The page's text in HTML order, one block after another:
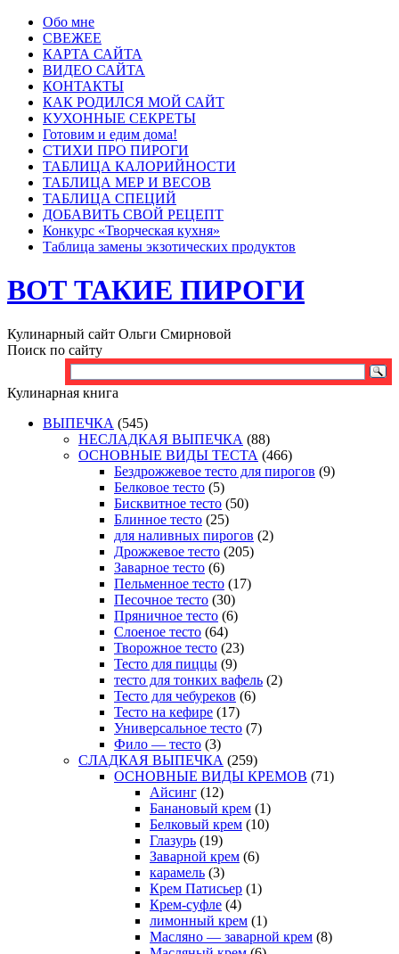
Обо мне
СВЕЖЕЕ
КАРТА САЙТА
ВИДЕО САЙТА
КОНТАКТЫ
КАК РОДИЛСЯ МОЙ САЙТ
КУХОННЫЕ СЕКРЕТЫ
Готовим и едим дома!
СТИХИ ПРО ПИРОГИ
ТАБЛИЦА КАЛОРИЙНОСТИ
ТАБЛИЦА МЕР И ВЕСОВ
ТАБЛИЦА СПЕЦИЙ
ДОБАВИТЬ СВОЙ РЕЦЕПТ
Конкурс «Творческая кухня»
Таблица замены экзотических продуктов
ВОТ ТАКИЕ ПИРОГИ
Кулинарный сайт Ольги Смирновой
Поиск по сайту
Кулинарная книга
ВЫПЕЧКА (545)
НЕСЛАДКАЯ ВЫПЕЧКА (88)
ОСНОВНЫЕ ВИДЫ ТЕСТА (466)
Бездрожжевое тесто для пирогов (9)
Белковое тесто (5)
Бисквитное тесто (50)
Блинное тесто (25)
для наливных пирогов (2)
Дрожжевое тесто (205)
Заварное тесто (6)
Пельменное тесто (17)
Песочное тесто (30)
Пряничное тесто (6)
Слоеное тесто (64)
Творожное тесто (23)
Тесто для пиццы (9)
тесто для тонких вафель (2)
Тесто для чебуреков (6)
Тесто на кефире (17)
Универсальное тесто (7)
Фило — тесто (3)
СЛАДКАЯ ВЫПЕЧКА (259)
ОСНОВНЫЕ ВИДЫ КРЕМОВ (71)
Айсинг (12)
Банановый крем (1)
Белковый крем (10)
Глазурь (19)
Заварной крем (6)
карамель (3)
Крем Патисьер (1)
Крем-суфле (4)
лимонный крем (1)
Масляно — заварной крем (8)